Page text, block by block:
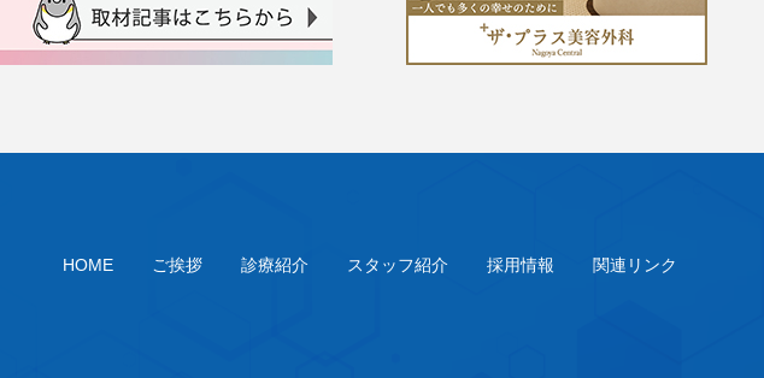
HOME ご挨拶 診療紹介 スタッフ紹介 採用情報 関連リンク